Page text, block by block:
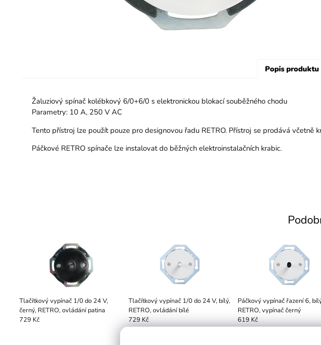
Popis produktu
Žaluziový spínač kolébkový 6/0+6/0 s elektronickou blokací souběžného chodu
Parametry: 10 A, 250 V AC
Tento přístroj lze použít pouze pro designovou řadu RETRO. Přístroj se prodává
Páčkové RETRO spínače lze instalovat do běžných elektroinstalačních krabic.
Tlačítkový vypínač 1/0 do 24 V,
černý, RETRO, ovládání patina
729 Kč
Tlačítkový vypínač 1/0 do 24 V, bílý,
RETRO, ovládání bílé
729 Kč
Páčkový vypínač řazení 6,
RETRO, vypínač černý
619 Kč